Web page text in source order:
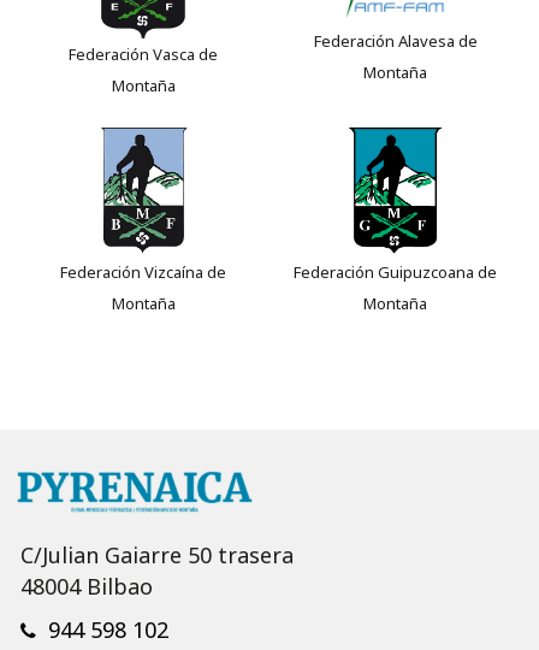
Federación Vasca de
Montaña
Federación Alavesa de
Montaña
Federación Vizcaína de
Montaña
Federación Guipuzcoana de
Montaña
C/Julian Gaiarre 50 trasera
48004 Bilbao
944 598 102